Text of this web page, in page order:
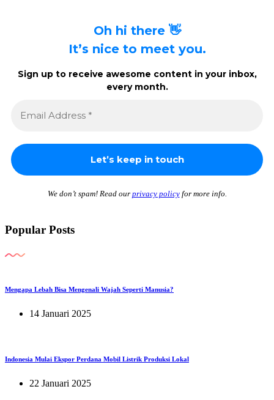
Oh hi there 👋
It’s nice to meet you.
Sign up to receive awesome content in your inbox,
every month.
We don’t spam! Read our privacy policyfor more info.
Popular Posts
Mengapa Lebah Bisa Mengenali Wajah Seperti Manusia?
14 Januari 2025
Indonesia Mulai Ekspor Perdana Mobil Listrik Produksi Lokal
22 Januari 2025